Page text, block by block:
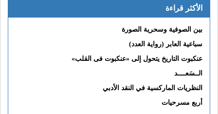
الأكثر قراءة
بين الصوفية وسحرية الصورة
سباعية العابر (رواية العدد)
عنكبوت التاريخ يتحول إلى «عنكبوت فى القلب»
الــسَعــــد
النظريات الماركسية في النقد الأدبي
أربع مسرحيات